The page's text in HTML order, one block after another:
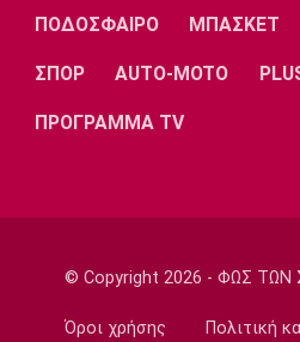
ΠΟΔΟΣΦΑΙΡΟ ΜΠΑΣΚΕΤ
ΣΠΟΡ AUTO-MOTO
ΠΡΟΓΡΑΜΜΑ TV
© Copyright 2026 - ΦΩΣ ΤΩΝ
Όροι χρήσης Πολιτική